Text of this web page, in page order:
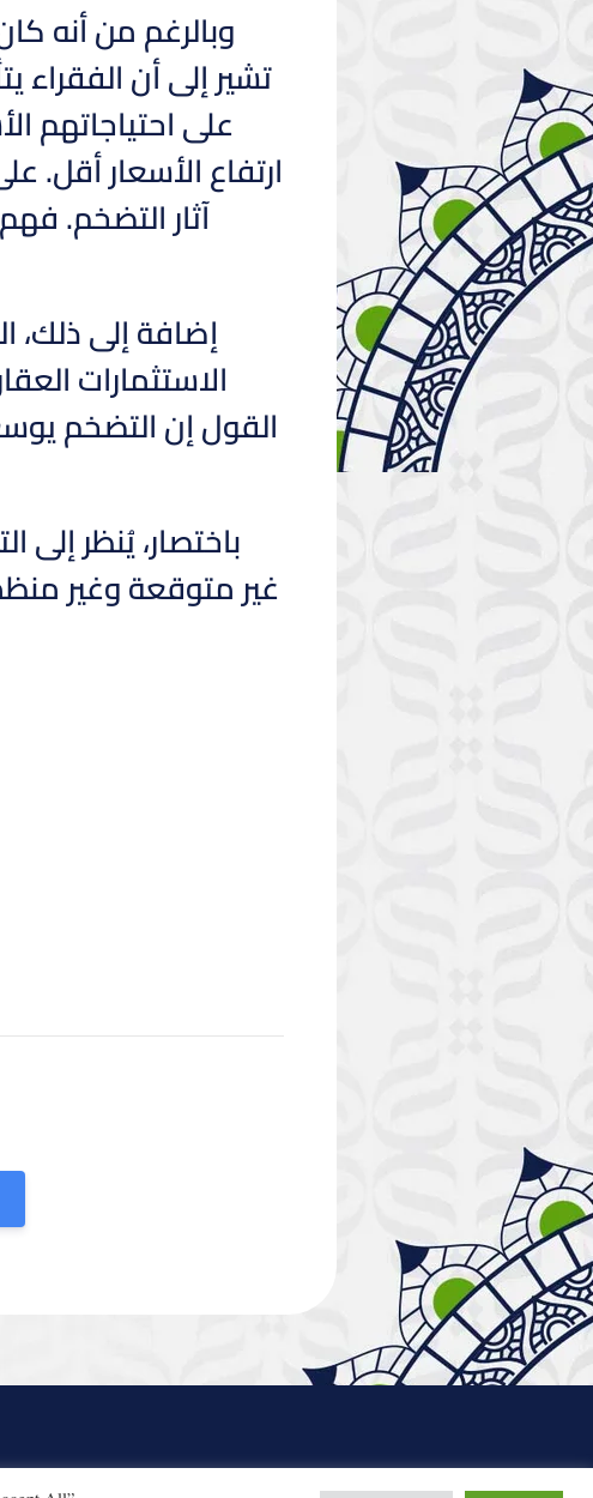
وبالرغم من أنه
تشير إلى أن الفقراء
على احتياجاتهم
ارتفاع الأسعار أقل.
آثار التضخم.
إضافة إلى ذلك،
الاستثمارات
القول إن التضخم
باختصار، يُنظر
غير متوقعة وغير